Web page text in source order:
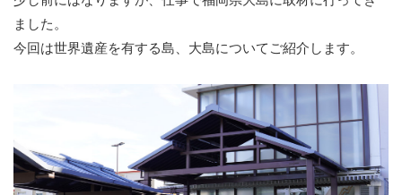
ました。
今回は世界遺産を有する島、大島についてご紹介します。